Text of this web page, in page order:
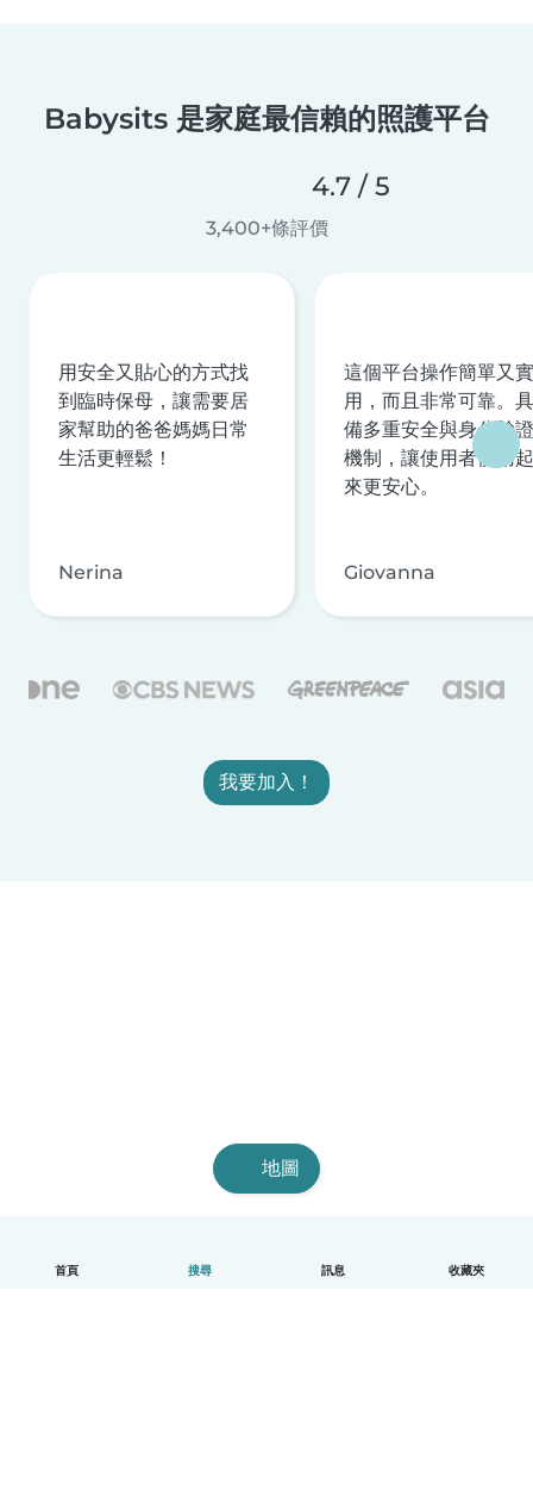
首頁 搜尋 訊息 收藏夾
Babysits 是家庭最信賴的照護平台
4.7 / 5
3,400+條評價
用安全又貼心的方式找
到臨時保母，讓需要居
家幫助的爸爸媽媽日常
生活更輕鬆！
Nerina
這個平台操作簡單又實
用，而且非常可靠。具
備多重安全與身分驗證
機制，讓使用者使用起
來更安心。
Giovanna
我要加入！
地圖